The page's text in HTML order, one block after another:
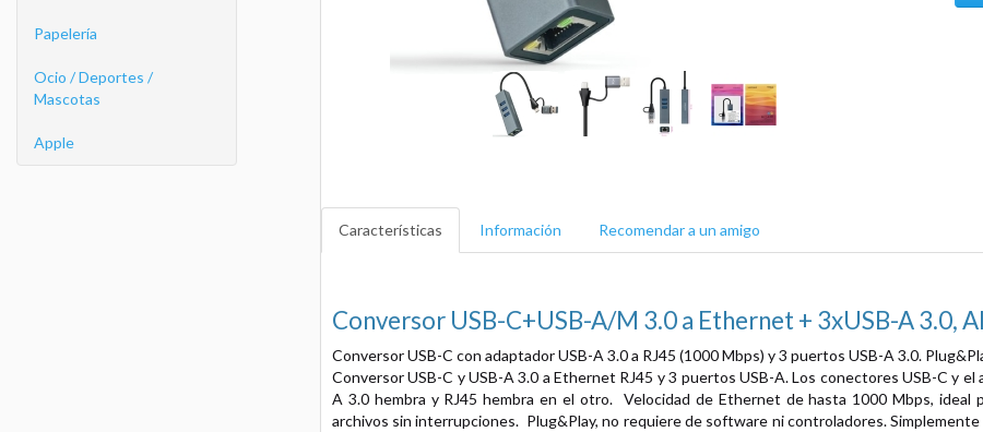
Papelería
Ocio / Deportes /
Mascotas
Apple
Características Información Recomendar a un amigo
Conversor USB-C+USB-A/M 3.0 a Ethernet + 3xUSB-A 3.0,
Conversor USB-C con adaptador USB-A 3.0 a RJ45 (1000 Mbps) y 3 puertos USB-A 3.0.
Conversor USB-C y USB-A 3.0 a Ethernet RJ45 y 3 puertos USB-A. Los conectores USB-C y
A 3.0 hembra y RJ45 hembra en el otro. Velocidad de Ethernet de hasta 1000 Mbps, ideal
archivos sin interrupciones. Plug&Play, no requiere de software ni controladores.